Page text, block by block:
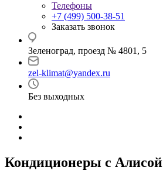
Телефоны
+7 (499) 500-38-51
Заказать звонок
Зеленоград, проезд № 4801, 5
zel-klimat@yandex.ru
Без выходных
Кондиционеры с Алисой